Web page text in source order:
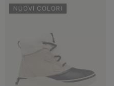
NUOVI COLORI